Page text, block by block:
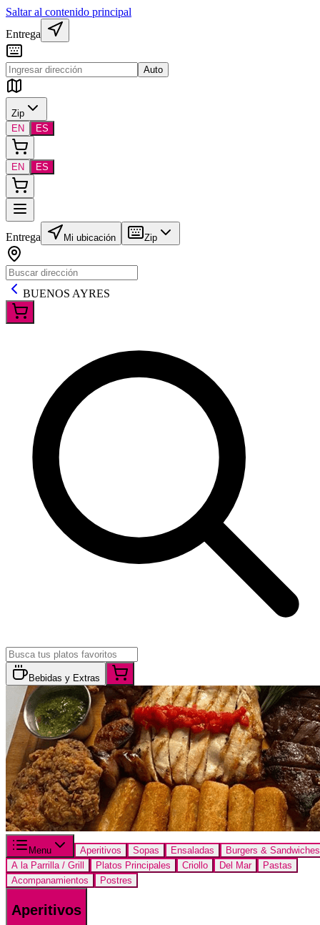
Saltar al contenido principal
Entrega
Auto
Zip
EN
ES
EN ES
Entrega Mi ubicación Zip
BUENOS AYRES
Bebidas y Extras
Menu Aperitivos Sopas Ensaladas
Burgers & Sandwiches
A la Parrilla / Grill
Platos Principales Criollo Del Mar
Pastas
Acompanamientos
Postres
Aperitivos